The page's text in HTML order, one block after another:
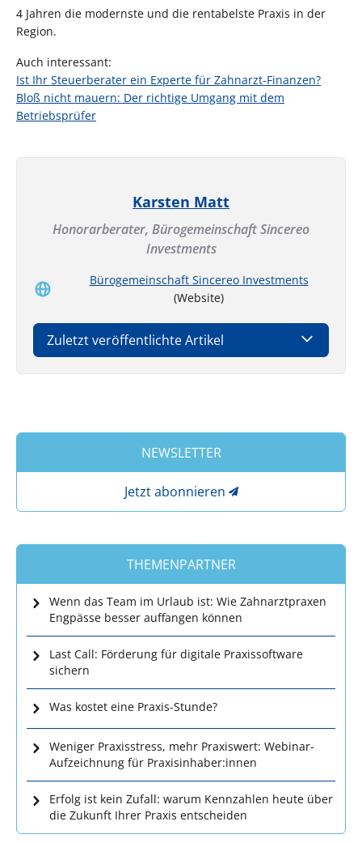
4 Jahren die modernste und die rentabelste Praxis in der
Region.
Auch interessant:
Ist Ihr Steuerberater ein Experte für Zahnarzt-Finanzen?
Bloß nicht mauern: Der richtige Umgang mit dem
Betriebsprüfer
Karsten Matt
Honorarberater, Bürogemeinschaft Sincereo
Investments
Bürogemeinschaft Sincereo Investments
(Website)
Zuletzt veröffentlichte Artikel
NEWSLETTER
Jetzt abonnieren
THEMENPARTNER
Wenn das Team im Urlaub ist: Wie Zahnarztpraxen
Engpässe besser auffangen können
Last Call: Förderung für digitale Praxissoftware
sichern
Was kostet eine Praxis-Stunde?
Weniger Praxisstress, mehr Praxiswert: Webinar-
Aufzeichnung für Praxisinhaber:innen
Erfolg ist kein Zufall: warum Kennzahlen heute über
die Zukunft Ihrer Praxis entscheiden